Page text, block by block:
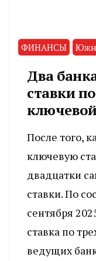
ФИНАНСЫ
Два
ставки
ключевой
После того,
ключевую
двадцатки
ставки. По
сентября
ставка по
ведущих